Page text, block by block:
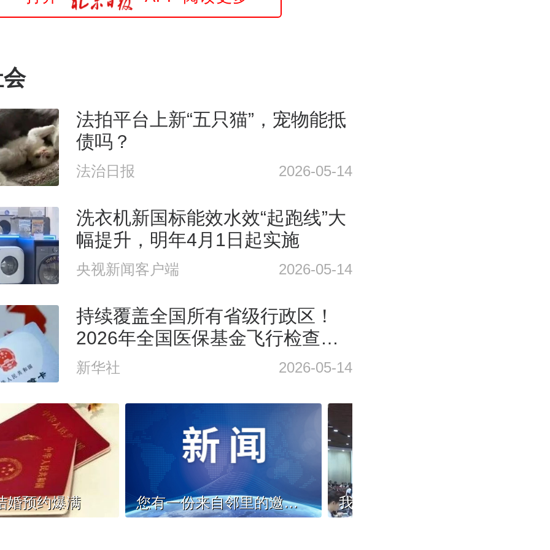
法拍平台上新“五只猫”，宠物能抵
债吗？
法治日报 2026-05-14
洗衣机新国标能效水效“起跑线”大
幅提升，明年4月1日起实施
央视新闻客户端 2026-05-14
持续覆盖全国所有省级行政区！
2026年全国医保基金飞行检查正
式启动
新华社 2026-05-14
婚预约爆满 您有一份来自邻里的邀请，请查收（第二期）